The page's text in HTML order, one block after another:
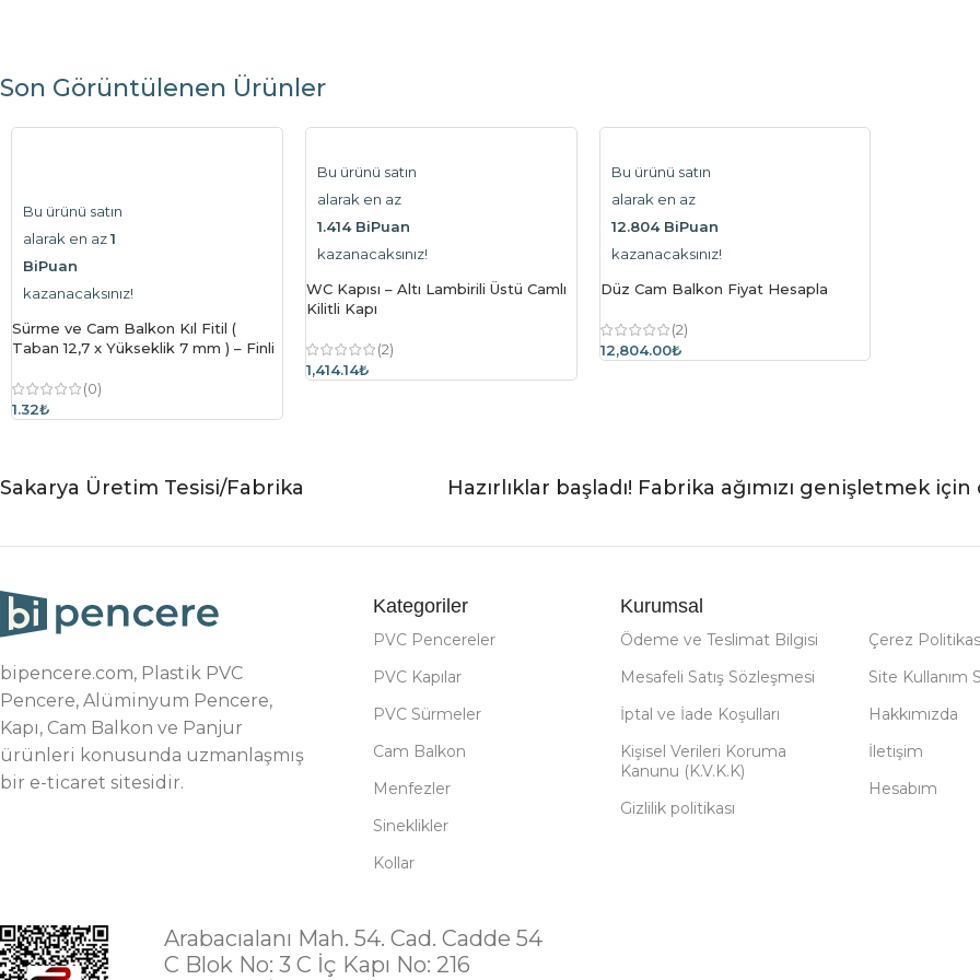
Son Görüntülenen Ürünler
Bu ürünü satın
alarak en az1
BiPuan
kazanacaksınız!
Sürme ve Cam Balkon Kıl Fitil (
Taban 12,7 x Yükseklik 7 mm ) – Finli
(0)
1.32₺
Bu ürünü satın
alarak en az
1.414 BiPuan
kazanacaksınız!
WC Kapısı – Altı Lambirili Üstü Camlı
Kilitli Kapı
(2)
1,414.14₺
Bu ürünü satın
alarak en az
12.804 BiPuan
kazanacaksınız!
Düz Cam Balkon Fiyat Hesapla
(2)
12,804.00₺
Sakarya Üretim Tesisi/Fabrika Hazırlıklar başladı! Fabrika ağımızı genişletmek için
bipencere.com, Plastik PVC
Pencere, Alüminyum Pencere,
Kapı, Cam Balkon ve Panjur
ürünleri konusunda uzmanlaşmış
bir e-ticaret sitesidir.
Kategoriler
PVC Pencereler
PVC Kapılar
PVC Sürmeler
Cam Balkon
Menfezler
Sineklikler
Kollar
Kurumsal
Ödeme ve Teslimat Bilgisi
Mesafeli Satış Sözleşmesi
İptal ve İade Koşulları
Kişisel Verileri Koruma
Kanunu (K.V.K.K)
Gizlilik politikası
Çerez
Site Kullanım
Hakkımızda
İletişim
Hesabım
Arabacıalanı Mah. 54. Cad. Cadde 54
C Blok No: 3 C İç Kapı No: 216